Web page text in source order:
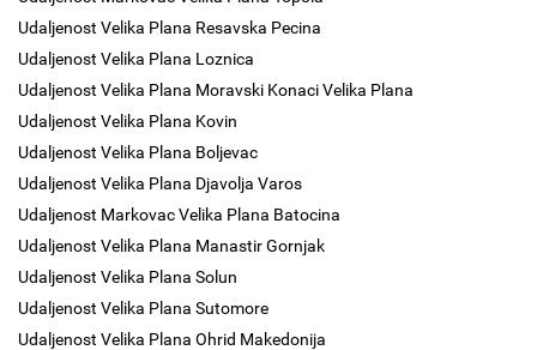
Udaljenost Velika Plana Resavska Pecina
Udaljenost Velika Plana Loznica
Udaljenost Velika Plana Moravski Konaci Velika Plana
Udaljenost Velika Plana Kovin
Udaljenost Velika Plana Boljevac
Udaljenost Velika Plana Djavolja Varos
Udaljenost Markovac Velika Plana Batocina
Udaljenost Velika Plana Manastir Gornjak
Udaljenost Velika Plana Solun
Udaljenost Velika Plana Sutomore
Udaljenost Velika Plana Ohrid Makedonija